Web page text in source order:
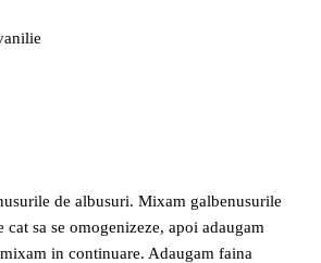
de albusuri. Mixam galbenusurile
sa se omogenizeze, apoi adaugam
in continuare. Adaugam faina